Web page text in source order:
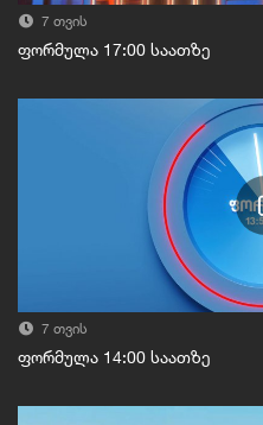
7 თვის
ფორმულა 17:00 საათზე
7 თვის
ფორმულა 14:00 საათზე